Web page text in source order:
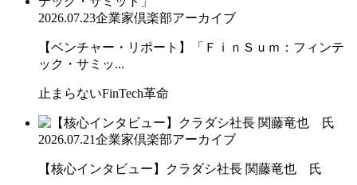
2026.07.23企業家倶楽部アーカイブ
【ベンチャー・リポート】「ＦｉｎＳｕｍ：フィンテ
ック・サミッ...
止まらないFinTech革命
2026.07.21企業家倶楽部アーカイブ
【核心インタビュー】クラダシ社長 関藤竜也 氏